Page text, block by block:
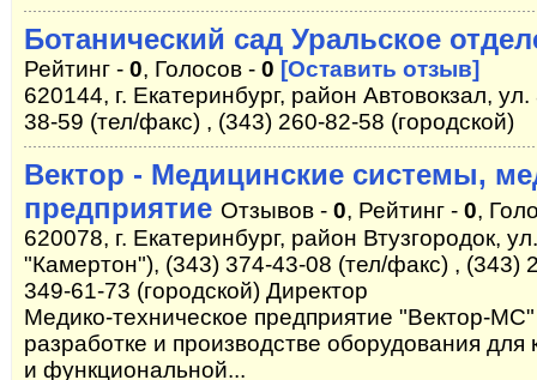
Ботанический сад Уральское
Рейтинг - 0, Голосов - 0 [Оставить отзыв]
620144, г. Екатеринбург, район Автовокзал,
38-59 (тел/факс) , (343) 260-82-58 (городской)
Вектор - Медицинские системы,
предприятие Отзывов - 0, Рейтинг - 0,
620078, г. Екатеринбург, район Втузгородок,
"Камертон"), (343) 374-43-08 (тел/факс) , (343)
349-61-73 (городской) Директор
Медико-техническое предприятие "Вектор-
разработке и производстве оборудования для
и функциональной...